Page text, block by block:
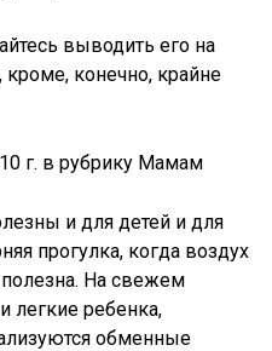
выводить его на
конечно, крайне
г. в рубрику Мамам
и для детей и для
прогулка, когда воздух
На свежем
легкие ребенка,
обменные